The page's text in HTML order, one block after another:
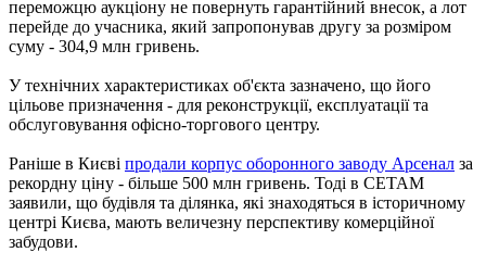
переможцю аукціону не повернуть гарантійний внесок, а лот
перейде до учасника, який запропонував другу за розміром
суму - 304,9 млн гривень.
У технічних характеристиках об'єкта зазначено, що його
цільове призначення - для реконструкції, експлуатації та
обслуговування офісно-торгового центру.
Раніше в Києві продали корпус оборонного заводу Арсенал за
рекордну ціну - більше 500 млн гривень. Тоді в СЕТАМ
заявили, що будівля та ділянка, які знаходяться в історичному
центрі Києва, мають величезну перспективу комерційної
забудови.